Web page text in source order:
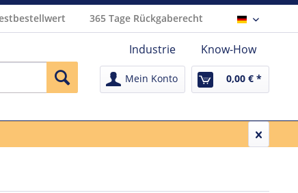
365 Tage Rückgaberecht Deutsch
Industrie Know-How
Mein Konto 0,00 € *